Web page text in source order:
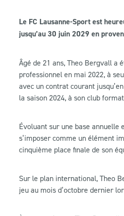
Le FC Lausanne-Sport est
jusqu’au 30 juin 2029 en
Âgé de 21 ans, Theo Bergvall a
professionnel en mai 2022, à
avec un contrat courant
la saison 2024, à son club
Évoluant sur une base annuelle
s’imposer comme un élément
cinquième place finale de son
Sur le plan international, Theo
jeu au mois d’octobre dernier